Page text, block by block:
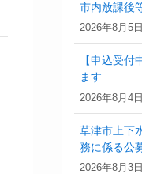
市内放課後
2026年8月5日
【申込受
ます
2026年8月4日
草津市上下
務に係る公
2026年8月3日